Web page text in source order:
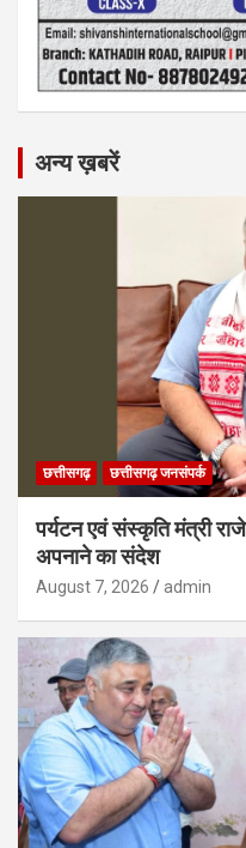
अन्य ख़बरें
छत्तीसगढ़ छत्तीसगढ़ जनसंपर्क
पर्यटन एवं संस्कृति मंत्री
अपनाने का संदेश
August 7, 2026 admin